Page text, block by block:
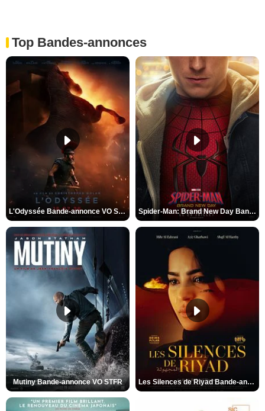
Top Bandes-annonces
L'Odyssée Bande-annonce VO STFR Spider-Man: Brand New Day Bande-annonce VO STFR
Mutiny Bande-annonce VO STFR Les Silences de Riyad Bande-annonce VO STFR